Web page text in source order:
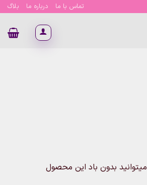
تماس با ما درباره ما بلاگ
سایز 68 در 45 سانتیمتر است و میتوانید بدون باد این محصول